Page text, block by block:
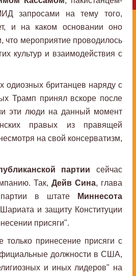
запросами на тему того,
и на каком основании оно
что мероприятие проводилось
культур и взаимодействия с
одиозных британцев наряду с
Трамп принял вскоре после
эти люди на данный момент
правых из правящей
на свой консерватизм,
партии сейчас
Так,Дейв Сина, глава
партии в штате
Миннесота
и защиту Конституции
присяги".
принесение присяги с
должности в США,
и иных лидеров" на